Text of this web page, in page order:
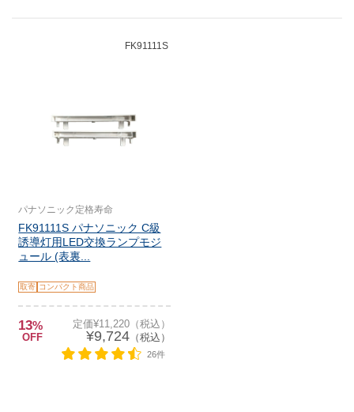
FK91111S
パナソニック定格寿命
FK91111S パナソニック C級
誘導灯用LED交換ランプモジ
ュール (表裏...
取寄 コンパクト商品
13%
OFF
定価¥11,220（税込）
¥9,724（税込）
26件